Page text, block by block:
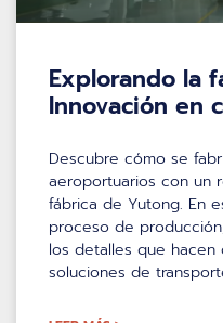
Explorando la
Innovación en
Descubre cómo se
aeroportuarios con un
fábrica de Yutong. En
proceso de
los detalles que
soluciones de